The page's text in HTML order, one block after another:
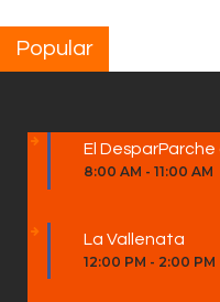
Popular
El
8:00 AM - 11:00 AM
La Vallenata
12:00 PM - 2:00 PM